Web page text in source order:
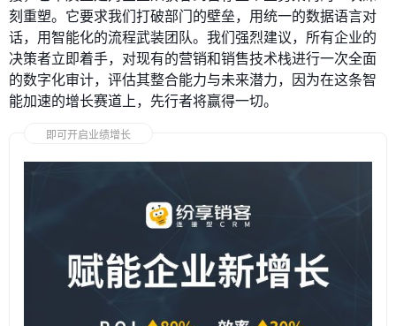
刻重塑。它要求我们打破部门的壁垒，用统一的数据语言对
话，用智能化的流程武装团队。我们强烈建议，所有企业的
决策者立即着手，对现有的营销和销售技术栈进行一次全面
的数字化审计，评估其整合能力与未来潜力，因为在这条智
能加速的增长赛道上，先行者将赢得一切。
即可开启业绩增长